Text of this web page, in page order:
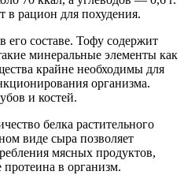
рацион для похудения.
его составе. Тофу содержит
минеральные элементы как
крайне необходимы для
организма.
и костей.
белка растительного
виде сыра позволяет
мясных продуктов,
в организм.